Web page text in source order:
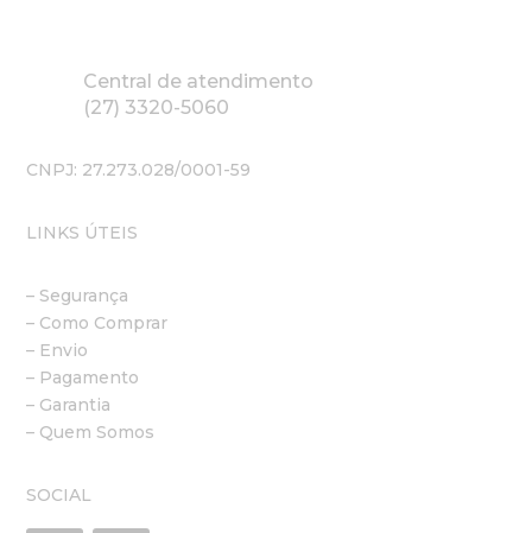
Central de atendimento
(27) 3320-5060
CNPJ: 27.273.028/0001-59
LINKS ÚTEIS
– Segurança
– Como Comprar
– Envio
– Pagamento
– Garantia
– Quem Somos
SOCIAL